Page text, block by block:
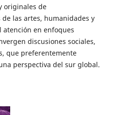
originales de
las artes, humanidades y
atención en enfoques
discusiones sociales,
que preferentemente
perspectiva del sur global.